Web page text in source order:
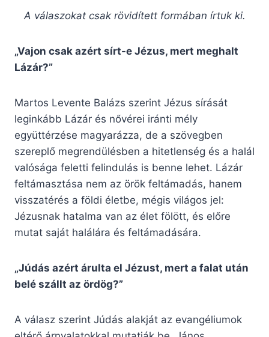
A válaszokat csak rövidített formában írtuk ki.
„Vajon csak azért sírt-e Jézus, mert meghalt
Lázár?”
Martos Levente Balázs szerint Jézus sírását
leginkább Lázár és nővérei iránti mély
együttérzése magyarázza, de a szövegben
szereplő megrendülésben a hitetlenség és a halál
valósága feletti felindulás is benne lehet. Lázár
feltámasztása nem az örök feltámadás, hanem
visszatérés a földi életbe, mégis világos jel:
Jézusnak hatalma van az élet fölött, és előre
mutat saját halálára és feltámadására.
„Júdás azért árulta el Jézust, mert a falat után
belé szállt az ördög?”
A válasz szerint Júdás alakját az evangéliumok